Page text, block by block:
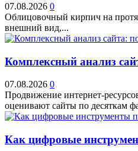
07.08.2026 0
Облицовочный кирпич на
внешний вид,...
Комплексный анализ
07.08.2026 0
Продвижение интернет-
оценивают сайты по десяткам
Как цифровые